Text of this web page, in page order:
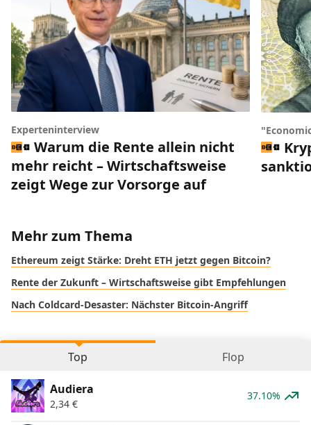
Experteninterview
Warum die Rente allein nicht
mehr reicht – Wirtschaftsweise
zeigt Wege zur Vorsorge auf
Mehr zum Thema
Ethereum zeigt Stärke: Dreht ETH jetzt gegen Bitcoin?
Rente der Zukunft – Wirtschaftsweise gibt Empfehlungen
Nach Coldcard-Desaster: Nächster Bitcoin-Angriff
Top Flop
Audiera
2,34 €
37.10%